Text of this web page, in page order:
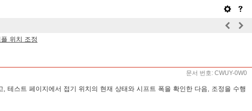
위치 조정
문서 번호: CWUY-0W0
테스트 페이지에서 접기 위치의 현재 상태와 시프트 폭을 확인한 다음, 조정을 수행